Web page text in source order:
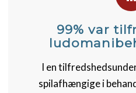
99% var
I en
spilafhængige i